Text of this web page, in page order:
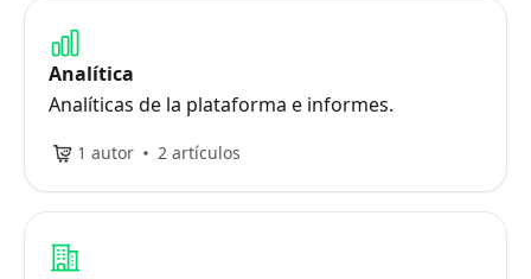
Analítica
Analíticas de la plataforma e informes.
1 autor 2 artículos